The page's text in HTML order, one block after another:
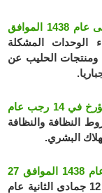
قرار مؤرخ في 26 جمادى الأولى عام 1438 الموافق
الوحدات المشكلة
ومنتجات الحليب عن
مرسوم تنفيذي رقم 17-140 مؤرخ في 14 رجب عام
النظافة والنظافة
البشري.
قرار مؤرخ في 27 ربيع الأول عام 1438 الموافق 27
، يعدل القرار المؤرخ في 12 جمادى الثانية عام